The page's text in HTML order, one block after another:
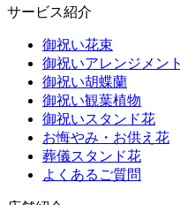
サービス紹介
御祝い花束
御祝いアレンジメン
御祝い胡蝶蘭
御祝い観葉植物
御祝いスタンド花
お悔やみ・お供え花
葬儀スタンド花
よくあるご質問